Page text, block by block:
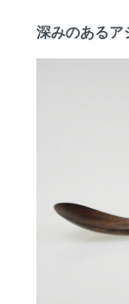
深みのあるア